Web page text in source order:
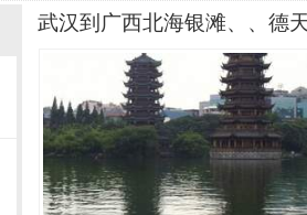
武汉到广西北海银滩、、德